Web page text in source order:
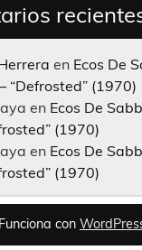
en Ecos De
“Defrosted” (1970)
en Ecos De
(1970)
en Ecos De
(1970)
Funciona con